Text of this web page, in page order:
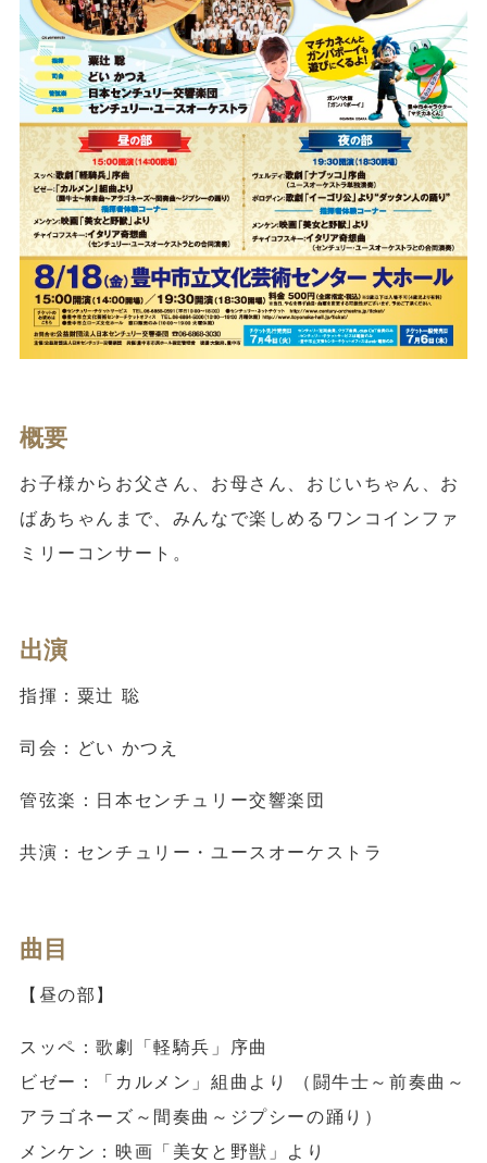
概要
お子様からお父さん、お母さん、おじいちゃん、お
ばあちゃんまで、みんなで楽しめるワンコインファ
ミリーコンサート。
出演
指揮：粟辻 聡
司会：どい かつえ
管弦楽：日本センチュリー交響楽団
共演：センチュリー・ユースオーケストラ
曲目
【昼の部】
スッペ：歌劇「軽騎兵」序曲
ビゼー：「カルメン」組曲より （闘牛士～前奏曲～
アラゴネーズ～間奏曲～ジプシーの踊り）
メンケン：映画「美女と野獣」より